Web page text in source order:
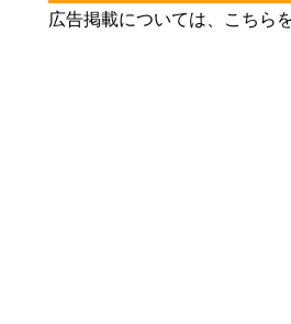
広告掲載については、こちら